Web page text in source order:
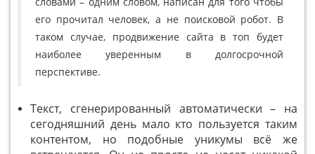
его прочитал человек, а не поисковой робот. В
таком случае, продвижение сайта в топ будет
наиболее уверенным в долгосрочной
перспективе.
Текст, сгенерированный автоматически – на
сегодняшний день мало кто пользуется таким
контентом, но подобные уникумы всё же